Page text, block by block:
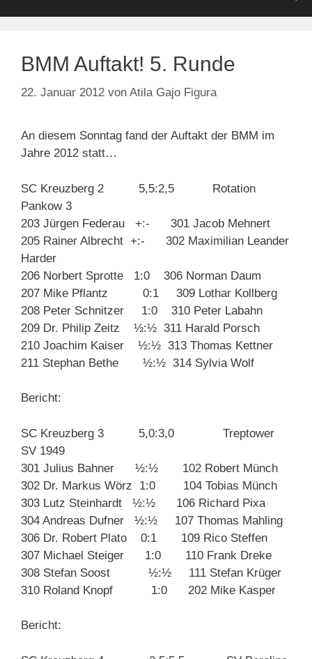
BMM Auftakt! 5. Runde
22. Januar 2012 von Atila Gajo Figura
An diesem Sonntag fand der Auftakt der BMM im
Jahre 2012 statt…
SC Kreuzberg 2 5,5:2,5 Rotation
Pankow 3
203 Jürgen Federau +:- 301 Jacob Mehnert
205 Rainer Albrecht +:- 302 Maximilian Leander
Harder
206 Norbert Sprotte 1:0 306 Norman Daum
207 Mike Pflantz 0:1 309 Lothar Kollberg
208 Peter Schnitzer 1:0 310 Peter Labahn
209 Dr. Philip Zeitz ½:½ 311 Harald Porsch
210 Joachim Kaiser ½:½ 313 Thomas Kettner
211 Stephan Bethe ½:½ 314 Sylvia Wolf
Bericht:
SC Kreuzberg 3 5,0:3,0 Treptower
SV 1949
301 Julius Bahner ½:½ 102 Robert Münch
302 Dr. Markus Wörz 1:0 104 Tobias Münch
303 Lutz Steinhardt ½:½ 106 Richard Pixa
304 Andreas Dufner ½:½ 107 Thomas Mahling
306 Dr. Robert Plato 0:1 109 Rico Steffen
307 Michael Steiger 1:0 110 Frank Dreke
308 Stefan Soost ½:½ 111 Stefan Krüger
310 Roland Knopf 1:0 202 Mike Kasper
Bericht: